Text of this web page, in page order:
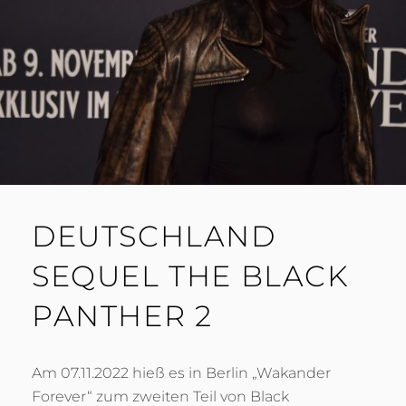
DEUTSCHLAND
SEQUEL THE BLACK
PANTHER 2
Am 07.11.2022 hieß es in Berlin „Wakander
Forever“ zum zweiten Teil von Black